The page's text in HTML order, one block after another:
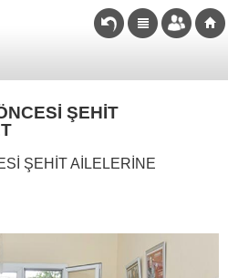
ŞEHİT
ŞEHİT AİLELERİNE